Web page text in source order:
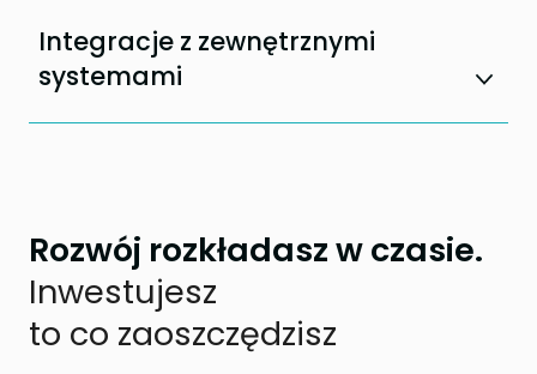
Integracje z zewnętrznymi
systemami
Rozwój rozkładasz w czasie.
Inwestujesz
to co zaoszczędzisz